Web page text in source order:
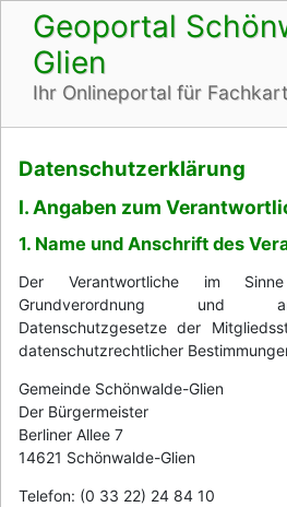
Geoportal
Glien
Ihr Onlineportal für
Datenschutzerklärung
I. Angaben zum
1. Name und Anschrift des
Der Verantwortliche im
Grundverordnung und
Datenschutzgesetze der
datenschutzrechtlicher
Gemeinde Schönwalde-Glien
Der Bürgermeister
Berliner Allee 7
14621 Schönwalde-Glien
Telefon: (0 33 22) 24 84 10